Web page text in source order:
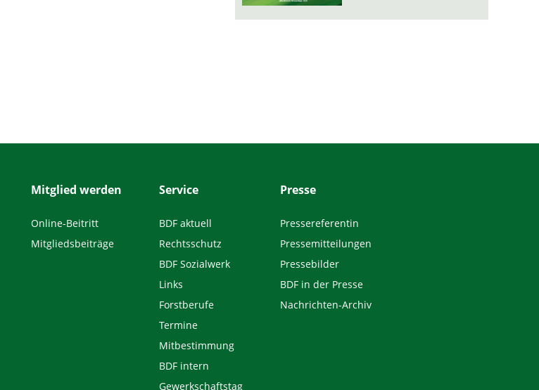
Mitglied werden
Online-Beitritt
Mitgliedsbeiträge
Service
BDF aktuell
Rechtsschutz
BDF Sozialwerk
Links
Forstberufe
Termine
Mitbestimmung
BDF intern
Gewerkschaftstag
Presse
Pressereferentin
Pressemitteilungen
Pressebilder
BDF in der Presse
Nachrichten-Archiv